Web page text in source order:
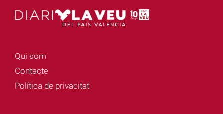
Qui som
Contacte
Política de privacitat